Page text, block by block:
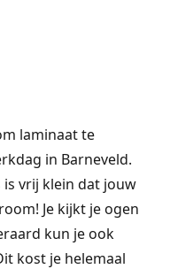
laminaat te
in Barneveld.
vrij klein dat jouw
Je kijkt je ogen
kun je ook
kost je helemaal